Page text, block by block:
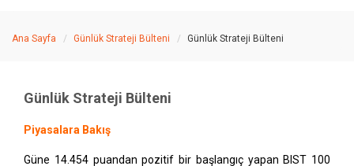
Ana Sayfa Günlük Strateji Bülteni Günlük Strateji Bülteni
Günlük Strateji Bülteni
Piyasalara Bakış
Güne 14.454 puandan pozitif bir başlangıç yapan BIST 100